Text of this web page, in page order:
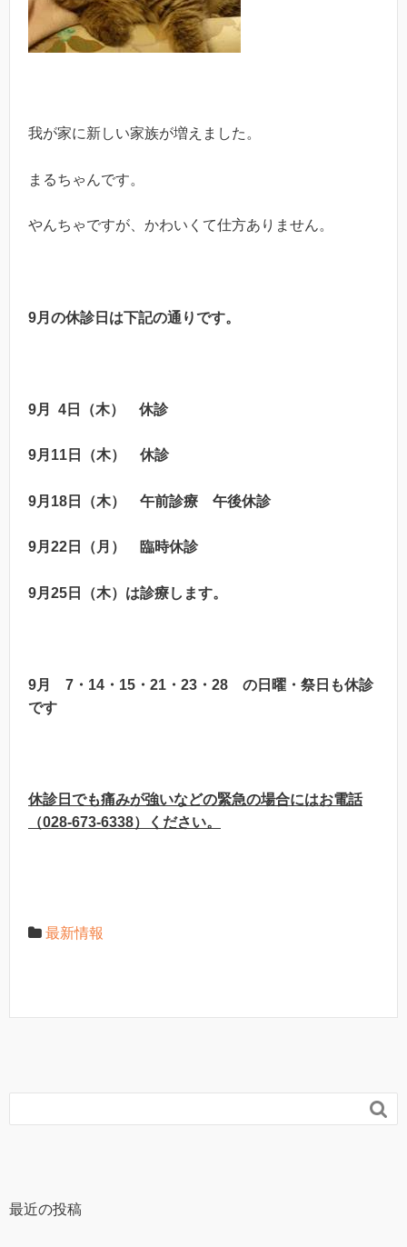
我が家に新しい家族が増えました。
まるちゃんです。
やんちゃですが、かわいくて仕方ありません。
9月の休診日は下記の通りです。
9月 4日（木） 休診
9月11日（木） 休診
9月18日（木） 午前診療 午後休診
9月22日（月） 臨時休診
9月25日（木）は診療します。
9月 7・14・15・21・23・28 の日曜・祭日も休診
です
休診日でも痛みが強いなどの緊急の場合にはお電話
（028-673-6338）ください。
最新情報

最近の投稿